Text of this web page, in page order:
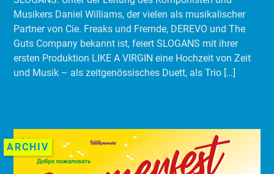
Musikers Daniel Williams, der vielen als musikalischer
Partner von Cie. Freaks und Fremde, DEREVO und The
Guts Company bekannt ist, feiert SLOGANS mit ihrer
ersten Produktion LIKE A VIRGIN eine Hochzeit von Zeit
und Musik – als zeitgenössisches Duett, als Trio […]
ARCHIV